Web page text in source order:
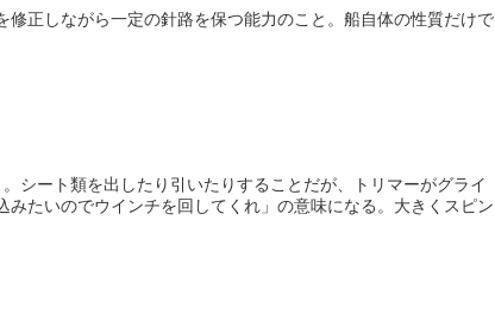
正しながら一定の針路を保つ能力のこと。船自体の性質だけで
シート類を出したり引いたりすることだが、トリマーがグライ
たいのでウインチを回してくれ」の意味になる。大きくスピン